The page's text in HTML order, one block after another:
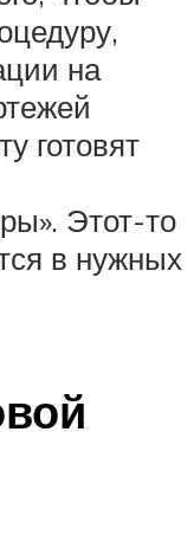
на
готовят
Этот-то
в нужных